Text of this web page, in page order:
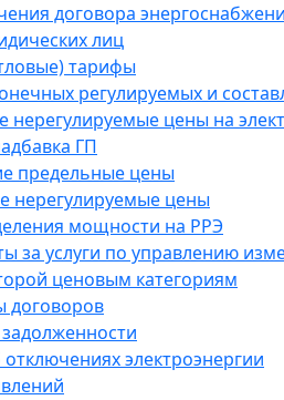
договора
лиц
тарифы
регулируемых и
нерегулируемые цены на
ГП
предельные цены
нерегулируемые цены
мощности на РРЭ
за услуги по управлению
ценовым категориям
договоров
электроэнергии